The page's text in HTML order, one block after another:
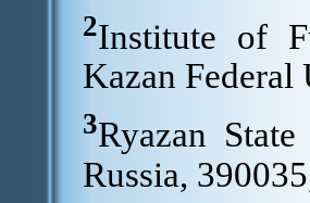
2Institute of
Kazan Federal
3Ryazan
Russia,